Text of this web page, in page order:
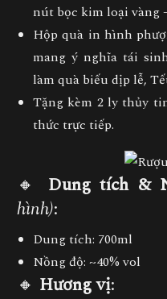
nút bọc kim loại vàng
Hộp quà in hình
mang ý nghĩa tái
làm quà biếu dịp lễ,
Tặng kèm 2 ly thủy
thức trực tiếp.
🔸 Dung tích &
hình):
Dung tích: 700ml
Nồng độ: ~40% vol
🔸 Hương vị: